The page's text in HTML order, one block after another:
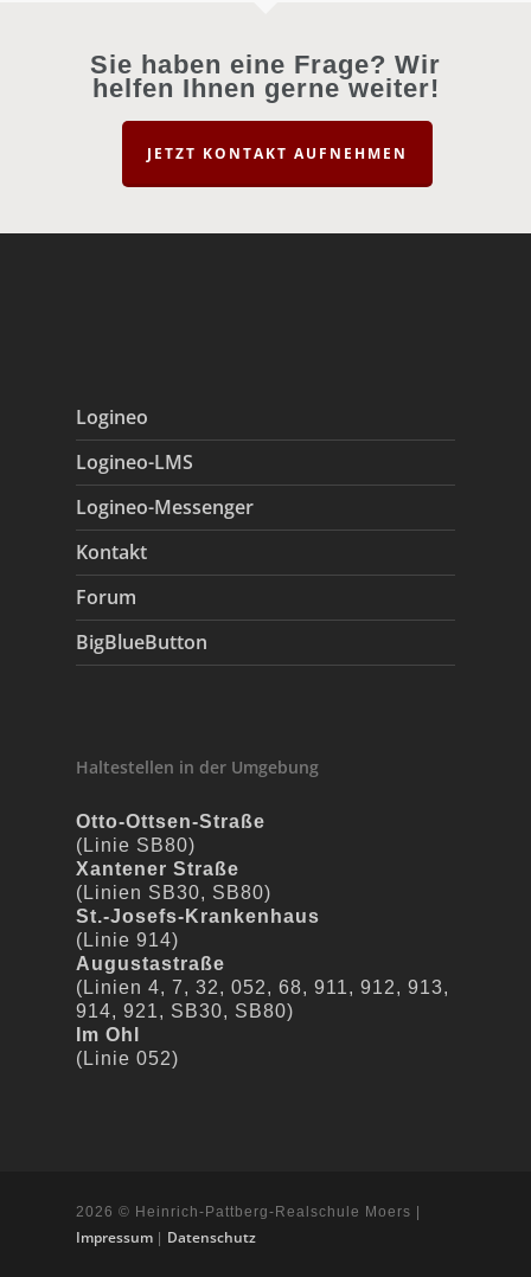
Sie haben eine Frage? Wir
helfen Ihnen gerne weiter!
JETZT KONTAKT AUFNEHMEN
Logineo
Logineo-LMS
Logineo-Messenger
Kontakt
Forum
BigBlueButton
Haltestellen in der Umgebung
Otto-Ottsen-Straße
(Linie SB80)
Xantener Straße
(Linien SB30, SB80)
St.-Josefs-Krankenhaus
(Linie 914)
Augustastraße
(Linien 4, 7, 32, 052, 68, 911, 912, 913,
914, 921, SB30, SB80)
Im Ohl
(Linie 052)
2026 © Heinrich-Pattberg-Realschule Moers |
Impressum Datenschutz